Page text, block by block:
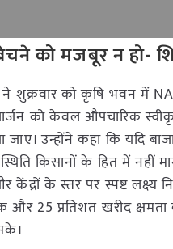
को मजबूर न हो-
ने शुक्रवार को कृषि भवन में
को केवल औपचारिक
जाए। उन्होंने कहा कि यदि
किसानों के हित में
के स्तर पर स्पष्ट लक्ष्य
25 प्रतिशत खरीद